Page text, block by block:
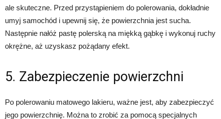
ale skuteczne. Przed przystąpieniem do polerowania, dokładnie
umyj samochód i upewnij się, że powierzchnia jest sucha.
Następnie nałóż pastę polerską na miękką gąbkę i wykonuj ruchy
okrężne, aż uzyskasz pożądany efekt.
5. Zabezpieczenie powierzchni
Po polerowaniu matowego lakieru, ważne jest, aby zabezpieczyć
jego powierzchnię. Można to zrobić za pomocą specjalnych